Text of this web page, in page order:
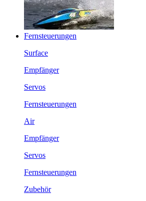
Fernsteuerungen
Surface
Empfänger
Servos
Fernsteuerungen
Air
Empfänger
Servos
Fernsteuerungen
Zubehör